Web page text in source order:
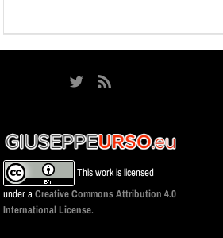
This work is licensed
under aCreative Commons Attribution 4.0
International License.